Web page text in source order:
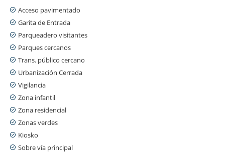
Acceso pavimentado
Garita de Entrada
Parqueadero visitantes
Parques cercanos
Trans. público cercano
Urbanización Cerrada
Vigilancia
Zona infantil
Zona residencial
Zonas verdes
Kiosko
Sobre vía principal